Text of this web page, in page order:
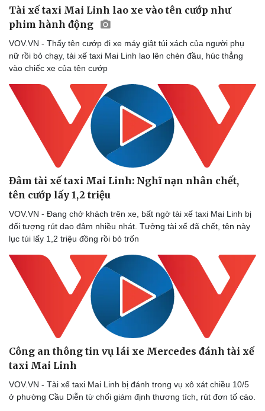
Tài xế taxi Mai Linh lao xe vào tên cướp như
phim hành động
VOV.VN - Thấy tên cướp đi xe máy giật túi xách của người phụ
nữ rồi bỏ chạy, tài xế taxi Mai Linh lao lên chèn đầu, húc thẳng
vào chiếc xe của tên cướp
Đâm tài xế taxi Mai Linh: Nghĩ nạn nhân chết,
tên cướp lấy 1,2 triệu
VOV.VN - Đang chở khách trên xe, bất ngờ tài xế taxi Mai Linh bị
đối tượng rút dao đâm nhiều nhát. Tưởng tài xế đã chết, tên này
lục túi lấy 1,2 triệu đồng rồi bỏ trốn
Công an thông tin vụ lái xe Mercedes đánh tài xế
taxi Mai Linh
VOV.VN - Tài xế taxi Mai Linh bị đánh trong vụ xô xát chiều 10/5
ở phường Cầu Diễn từ chối giám định thương tích, rút đơn tố cáo.